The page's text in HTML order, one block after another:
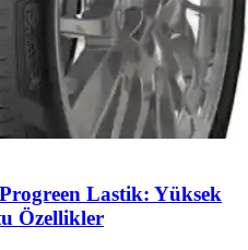
Lastik: Yüksek
Özellikler